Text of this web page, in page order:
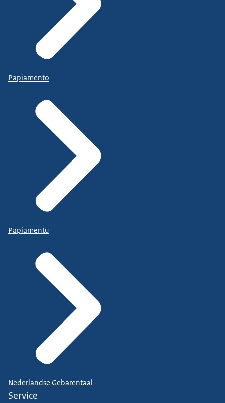
Papiamento
Papiamentu
Nederlandse Gebarentaal
Service